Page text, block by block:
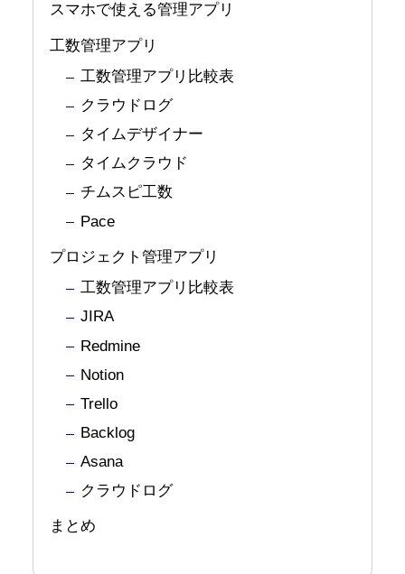
スマホで使える管理アプリ
工数管理アプリ
工数管理アプリ比較表
クラウドログ
タイムデザイナー
タイムクラウド
チムスピ工数
Pace
プロジェクト管理アプリ
工数管理アプリ比較表
JIRA
Redmine
Notion
Trello
Backlog
Asana
クラウドログ
まとめ